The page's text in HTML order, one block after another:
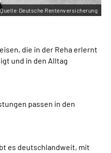
die in der Reha erlernt
und in den Alltag
passen in den
es deutschlandweit, mit
Quelle:Deutsche Rentenversicherung